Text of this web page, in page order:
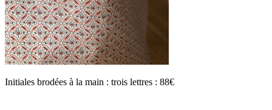
Initiales brodées à la main : trois lettres : 88€